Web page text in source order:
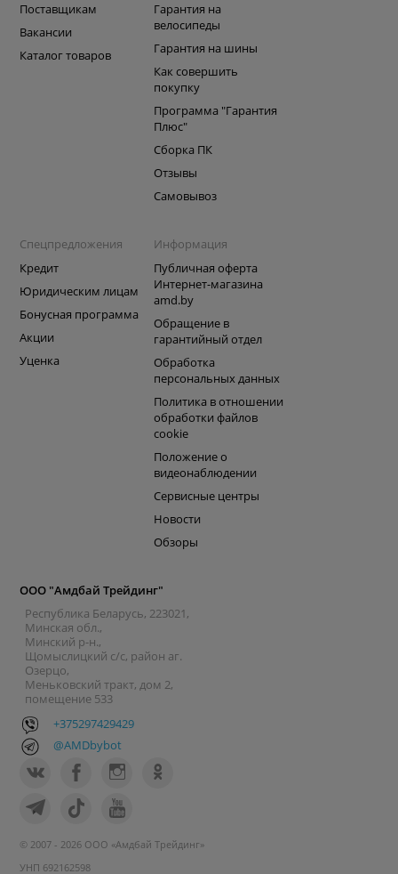
Поставщикам
Вакансии
Каталог товаров
Гарантия на
велосипеды
Гарантия на шины
Как совершить
покупку
Программа "Гарантия
Плюс"
Сборка ПК
Отзывы
Самовывоз
Спецпредложения
Кредит
Юридическим лицам
Бонусная программа
Акции
Уценка
Информация
Публичная оферта
Интернет-магазина
amd.by
Обращение в
гарантийный отдел
Обработка
персональных данных
Политика в отношении
обработки файлов
cookie
Положение о
видеонаблюдении
Сервисные центры
Новости
Обзоры
ООО "Амдбай Трейдинг"
Республика Беларусь, 223021,
Минская обл.,
Минский р-н.,
Щомыслицкий с/с, район аг.
Озерцо,
Меньковский тракт, дом 2,
помещение 533
+375297429429
@AMDbybot
© 2007 - 2026 ООО «Амдбай Трейдинг»
УНП 692162598